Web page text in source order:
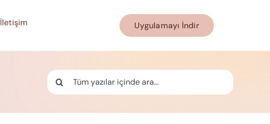
İletişim Uygulamayı İndir
Ara: